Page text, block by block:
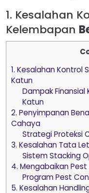
1. Kesalahan
Kelembapan
1. Kesalahan Kontrol
Katun
Dampak Finansial
Katun
2. Penyimpanan
Cahaya
Strategi Proteksi
3. Kesalahan Tata
Sistem Stacking
4. Mengabaikan
Program Pest
5. Kesalahan